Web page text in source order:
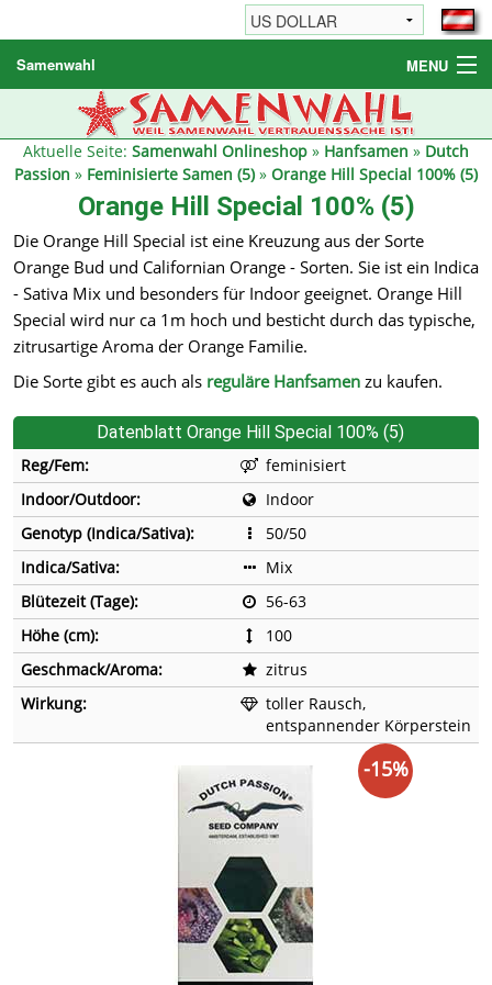
Samenwahl MENU
Hanfsamen
Weitere Produkte
Reseller
Aktuelle Seite: Samenwahl Onlineshop » Hanfsamen » Dutch
Passion » Feminisierte Samen (5)» Orange Hill Special 100% (5)
Orange Hill Special 100% (5)
Die Orange Hill Special ist eine Kreuzung aus der Sorte
Orange Bud und Californian Orange - Sorten. Sie ist ein Indica
- Sativa Mix und besonders für Indoor geeignet. Orange Hill
Special wird nur ca 1m hoch und besticht durch das typische,
zitrusartige Aroma der Orange Familie.
Die Sorte gibt es auch als reguläre Hanfsamen zu kaufen.
Datenblatt Orange Hill Special 100% (5)
Reg/Fem:
feminisiert
Indoor/Outdoor:
Indoor
Genotyp (Indica/Sativa):
50/50
Indica/Sativa:
Mix
Blütezeit (Tage):
56-63
Höhe (cm):
100
Geschmack/Aroma:
zitrus
Wirkung:
toller Rausch,
entspannender Körperstein
-15%